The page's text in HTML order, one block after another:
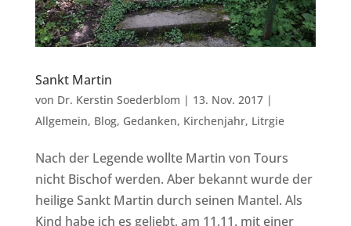
Sankt Martin
von Dr. Kerstin Soederblom | 13. Nov. 2017|
Allgemein, Blog, Gedanken, Kirchenjahr, Litrgie
Nach der Legende wollte Martin von Tours
nicht Bischof werden. Aber bekannt wurde der
heilige Sankt Martin durch seinen Mantel. Als
Kind habe ich es geliebt, am 11.11. mit einer